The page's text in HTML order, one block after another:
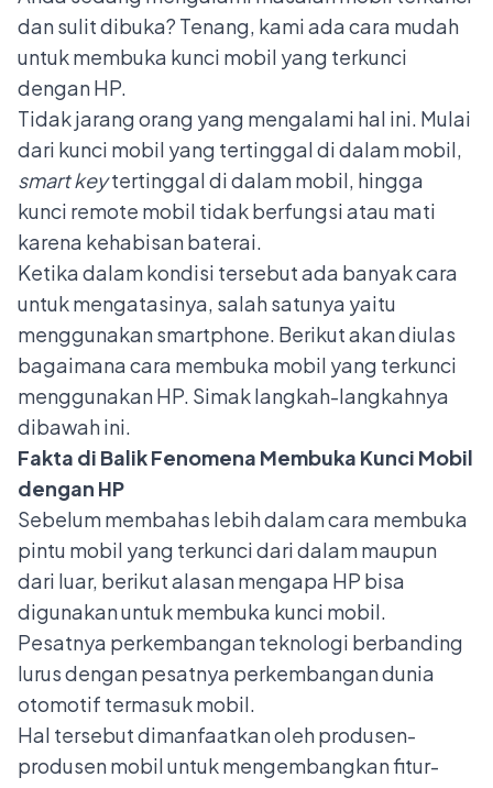
dan sulit dibuka? Tenang, kami ada cara mudah
untuk membuka kunci mobil yang terkunci
dengan HP.
Tidak jarang orang yang mengalami hal ini. Mulai
dari kunci mobil yang tertinggal di dalam mobil,
smart keytertinggal di dalam mobil, hingga
kunci remote mobil tidak berfungsiatau mati
karena kehabisan baterai.
Ketika dalam kondisi tersebut ada banyak cara
untuk mengatasinya, salah satunya yaitu
menggunakan smartphone. Berikut akan diulas
bagaimana cara membuka mobil yang terkunci
menggunakan HP. Simak langkah-langkahnya
dibawah ini.
Fakta di Balik Fenomena Membuka Kunci Mobil
dengan HP
Sebelum membahas lebih dalamcara membuka
pintu mobil yang terkunci dari dalammaupun
dari luar, berikut alasan mengapa HP bisa
digunakan untuk membuka kunci mobil.
Pesatnya perkembangan teknologi berbanding
lurus dengan pesatnya perkembangan dunia
otomotif termasuk mobil.
Hal tersebut dimanfaatkan oleh produsen-
produsen mobil untuk mengembangkan fitur-